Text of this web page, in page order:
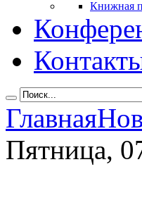
Книжная
Главная
Пятница,